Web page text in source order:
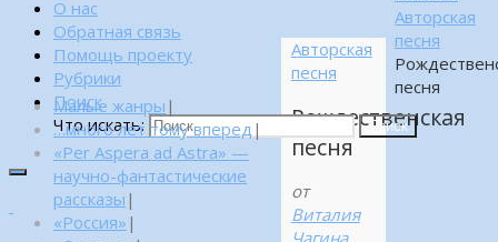
О нас
Обратная связь
Помощь проекту
Рубрики
Поиск
Что искать:
Поиск
Авторская
песня
песня
Авторская
песня
Рождественская
песня
от
Виталия
Малые жанры |
…много лет тому вперед |
«Per Aspera ad Astra» —
научно-фантастические
рассказы |
«Россия» |